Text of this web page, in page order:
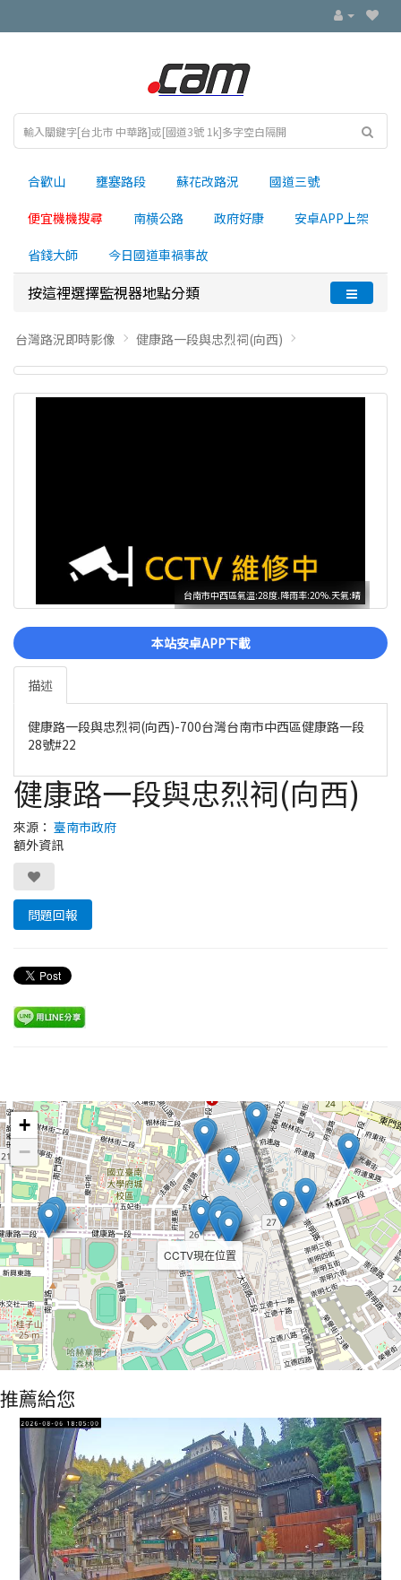
合歡山 壅塞路段 蘇花改路況 國道三號
便宜機機搜尋 南横公路 政府好康 安卓APP上架
省錢大師 今日國道車禍事故
按這裡選擇監視器地點分類
台灣路況即時影像 健康路一段與忠烈祠(向西)
台南市中西區氣溫:28度.降雨率:20%.天氣:晴
本站安卓APP下載
描述
健康路一段與忠烈祠(向西)-700台灣台南市中西區健康路一段
28號#22
健康路一段與忠烈祠(向西)
來源： 臺南市政府
額外資訊
問題回報
CCTV現在位置
+
−
推薦給您